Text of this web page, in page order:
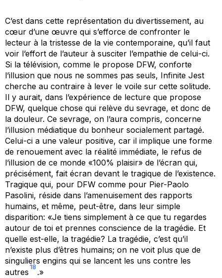
C’est dans cette représentation du divertissement, au
cœur d’une œuvre qui s’efforce de confronter le
lecteur à la tristesse de la vie contemporaine, qu’il faut
voir l’effort de l’auteur à susciter l’empathie de celui-ci.
Si la télévision, comme le propose DFW, conforte
l’illusion que nous ne sommes pas seuls, Infinite Jest
cherche au contraire à lever le voile sur cette solitude.
Il y aurait, dans l’expérience de lecture que propose
DFW, quelque chose qui relève du sevrage, et donc de
la douleur. Ce sevrage, on l’aura compris, concerne
l’illusion médiatique du bonheur socialement partagé.
Celui-ci a une valeur positive, car il implique une forme
de renouement avec la réalité immédiate, le refus de
l’illusion de ce monde «100% plaisir» de l’écran qui,
précisément, fait écran devant le tragique de l’existence.
Tragique qui, pour DFW comme pour Pier-Paolo
Pasolini, réside dans l’amenuisement des rapports
humains, et même, peut-être, dans leur simple
disparition: «Je tiens simplement à ce que tu regardes
autour de toi et prennes conscience de la tragédie. Et
quelle est-elle, la tragédie? La tragédie, c’est qu’il
n’existe plus d’êtres humains; on ne voit plus que de
singuliers engins qui se lancent les uns contre les
autres
18
.»